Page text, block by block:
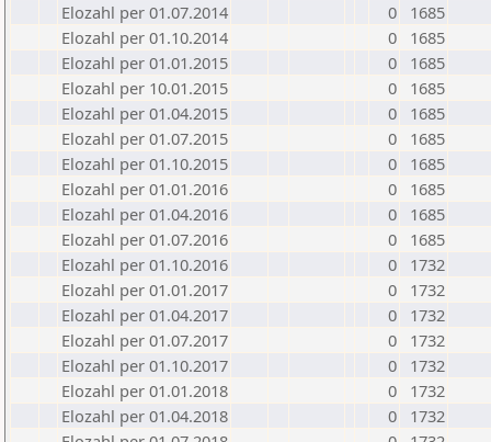
Elozahl per 01.07.2014
0
1685
Elozahl per 01.10.2014
0
1685
Elozahl per 01.01.2015
0
1685
Elozahl per 10.01.2015
0
1685
Elozahl per 01.04.2015
0
1685
Elozahl per 01.07.2015
0
1685
Elozahl per 01.10.2015
0
1685
Elozahl per 01.01.2016
0
1685
Elozahl per 01.04.2016
0
1685
Elozahl per 01.07.2016
0
1685
Elozahl per 01.10.2016
0
1732
Elozahl per 01.01.2017
0
1732
Elozahl per 01.04.2017
0
1732
Elozahl per 01.07.2017
0
1732
Elozahl per 01.10.2017
0
1732
Elozahl per 01.01.2018
0
1732
Elozahl per 01.04.2018
0
1732